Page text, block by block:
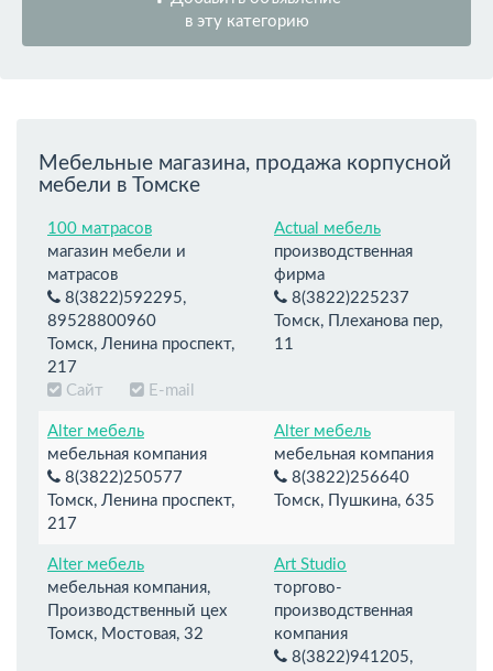
в эту категорию
Мебельные магазина, продажа корпусной
мебели в Томске
100 матрасов
магазин мебели и
матрасов
8(3822)592295,
89528800960
Томск, Ленина проспект,
217
Сайт
E-mail
Actual мебель
производственная
фирма
8(3822)225237
Томск, Плеханова пер,
11
Alter мебель
мебельная компания
8(3822)250577
Томск, Ленина проспект,
217
Alter мебель
мебельная компания
8(3822)256640
Томск, Пушкина, 635
Alter мебель
мебельная компания,
Производственный цех
Томск, Мостовая, 32
Art Studio
торгово-
производственная
компания
8(3822)941205,